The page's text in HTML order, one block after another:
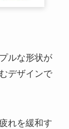
ルな形状が
デザインで
れを緩和す